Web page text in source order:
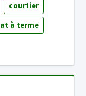
courtier
à terme